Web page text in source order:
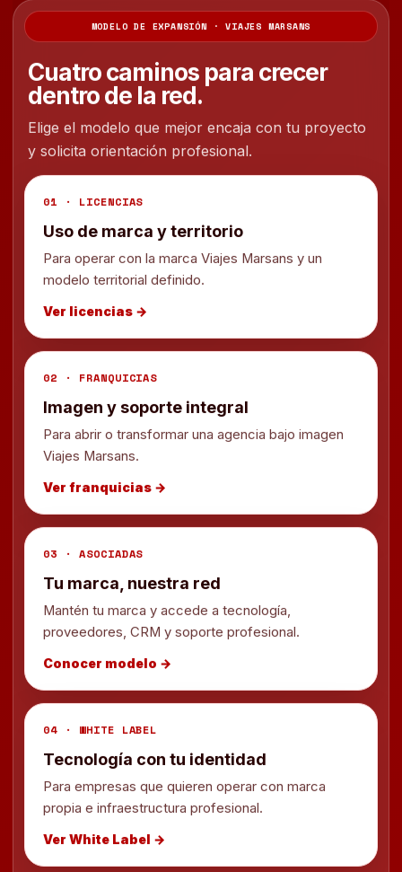
MODELO DE EXPANSIÓN · VIAJES MARSANS
Cuatro caminos para crecer
dentro de la red.
Elige el modelo que mejor encaja con tu proyecto
y solicita orientación profesional.
01 · LICENCIAS
Uso de marca y territorio
Para operar con la marca Viajes Marsans y un
modelo territorial definido.
Ver licencias →
02 · FRANQUICIAS
Imagen y soporte integral
Para abrir o transformar una agencia bajo imagen
Viajes Marsans.
Ver franquicias →
03 · ASOCIADAS
Tu marca, nuestra red
Mantén tu marca y accede a tecnología,
proveedores, CRM y soporte profesional.
Conocer modelo →
04 · WHITE LABEL
Tecnología con tu identidad
Para empresas que quieren operar con marca
propia e infraestructura profesional.
Ver White Label →